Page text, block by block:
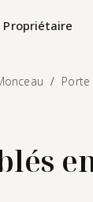
Propriétaire
Porte